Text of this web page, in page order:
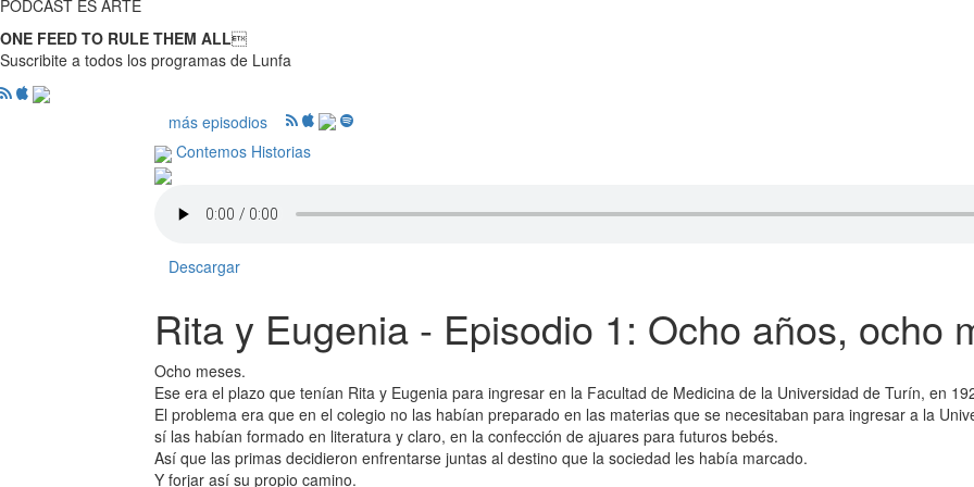
PODCAST ES ARTE
ONE FEED TO RULE THEM ALL
Suscribite a todos los programas de Lunfa
más episodios
Contemos Historias
Descargar
Rita y Eugenia - Episodio 1: Ocho años, ocho
Ocho meses.
Ese era el plazo que tenían Rita y Eugenia para ingresar en la Facultad de Medicina de la Universidad de Turín, en
El problema era que en el colegio no las habían preparado en las materias que se necesitaban para ingresar a la
sí las habían formado en literatura y claro, en la confección de ajuares para futuros bebés.
Así que las primas decidieron enfrentarse juntas al destino que la sociedad les había marcado.
Y forjar así su propio camino.